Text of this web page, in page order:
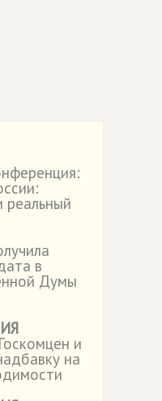
реальный
в
Думы
и
на